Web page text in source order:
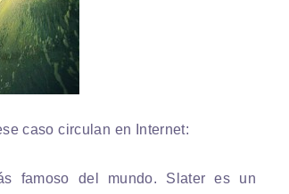
caso circulan en Internet:
famoso del mundo. Slater es un